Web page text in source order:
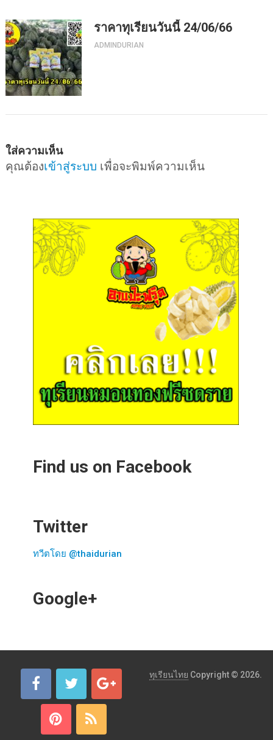
ราคาทุเรียนวันนี้ 24/06/66
ADMINDURIAN
ใส่ความเห็น
คุณต้องเข้าสู่ระบบ เพื่อจะพิมพ์ความเห็น
Find us on Facebook
Twitter
ทวีตโดย @thaidurian
Google+
ทุเรียนไทย Copyright © 2026.